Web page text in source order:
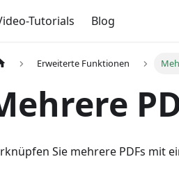
Tutorials Blog
Erweiterte Funktionen
Sie mehrere PDFs mit